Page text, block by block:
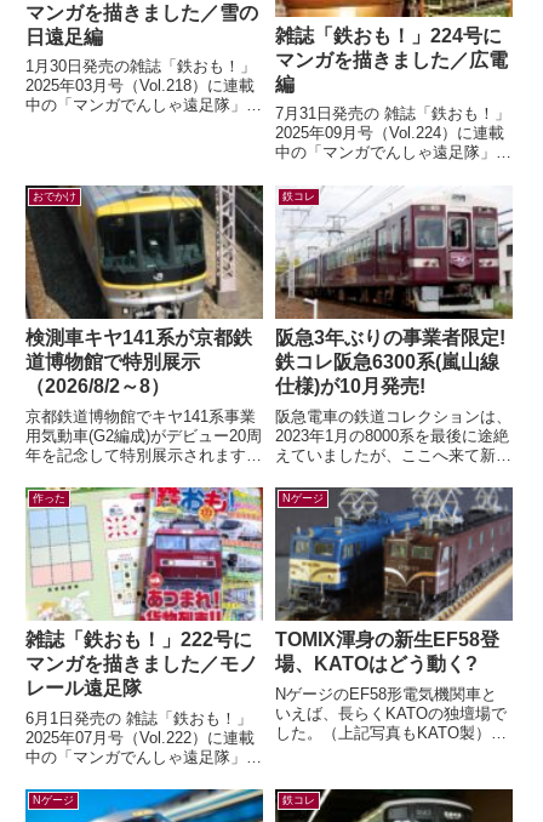
マンガを描きました／雪の
日遠足編
1月30日発売の雑誌「鉄おも！」
2025年03月号（Vol.218）に連載
中の「マンガでんしゃ遠足隊」最
雑誌「鉄おも！」224号に
マンガを描きました／広電
編
7月31日発売の 雑誌「鉄おも！」
2025年09月号（Vol.224）に連載
中の「マンガでんしゃ遠足隊」最
の路面電車で いくぜ！広...
おでかけ
検測車キヤ141系が京都鉄
道博物館で特別展示
（2026/8/2～8）
京都鉄道博物館でキヤ141系事業
用気動車(G2編成)がデビュー20周
年を記念して特別展示されます。
チケット販売リンク公開！！
（京...
鉄コレ
阪急3年ぶりの事業者限定!
鉄コレ阪急6300系(嵐山線
仕様)が10月発売!
阪急電車の鉄道コレクションは、
2023年1月の8000系を最後に途絶
えていましたが、ここへ来て新製
さよなら阪急6300系（嵐山線
仕...
作った
雑誌「鉄おも！」222号に
マンガを描きました／モノ
レール遠足隊
6月1日発売の 雑誌「鉄おも！」
2025年07月号（Vol.222）に連載
中の「マンガでんしゃ遠足隊」最
がる？ぶらさがる？それゆけ...
Nゲージ
TOMIX渾身の新生EF58登
場、KATOはどう動く?
NゲージのEF58形電気機関車と
いえば、長らくKATOの独壇場で
した。（上記写真もKATO製）す
か...
Nゲージ 鉄コレ